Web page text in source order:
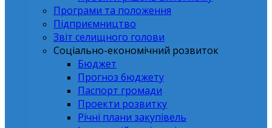
Програми та положення
Підприємництво
Звіт селищного голови
Соціально-економічний розвиток
Бюджет
Прогноз бюджету
Паспорт громади
Проекти розвитку
Річні плани закупівель